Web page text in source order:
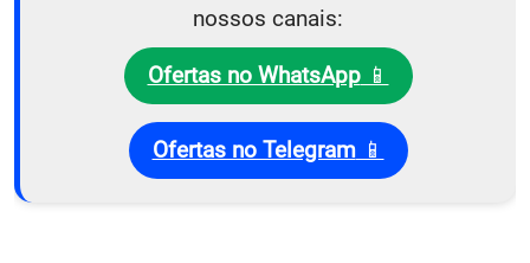
nossos canais:
Ofertas no WhatsApp📱
Ofertas no Telegram📱